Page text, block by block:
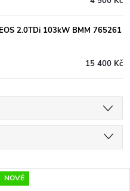
2.0TDi 103kW BMM 765261
15 400 Kč
NOVÉ